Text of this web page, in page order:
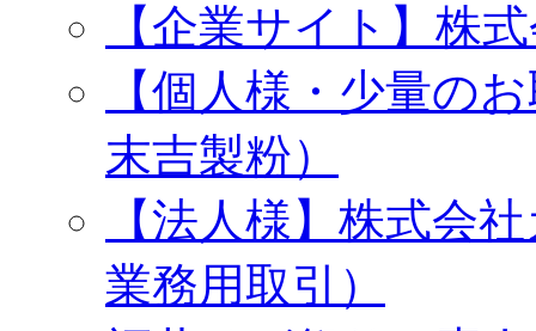
【企業サイト】株
【個人様・少量の
末吉製粉）
【法人様】株式会
業務用取引）